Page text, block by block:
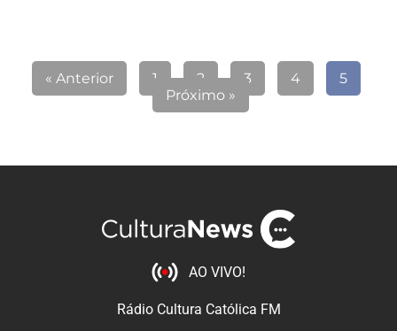
« Anterior 1 2 3 4
5
Próximo »
AO VIVO!
Rádio Cultura Católica FM